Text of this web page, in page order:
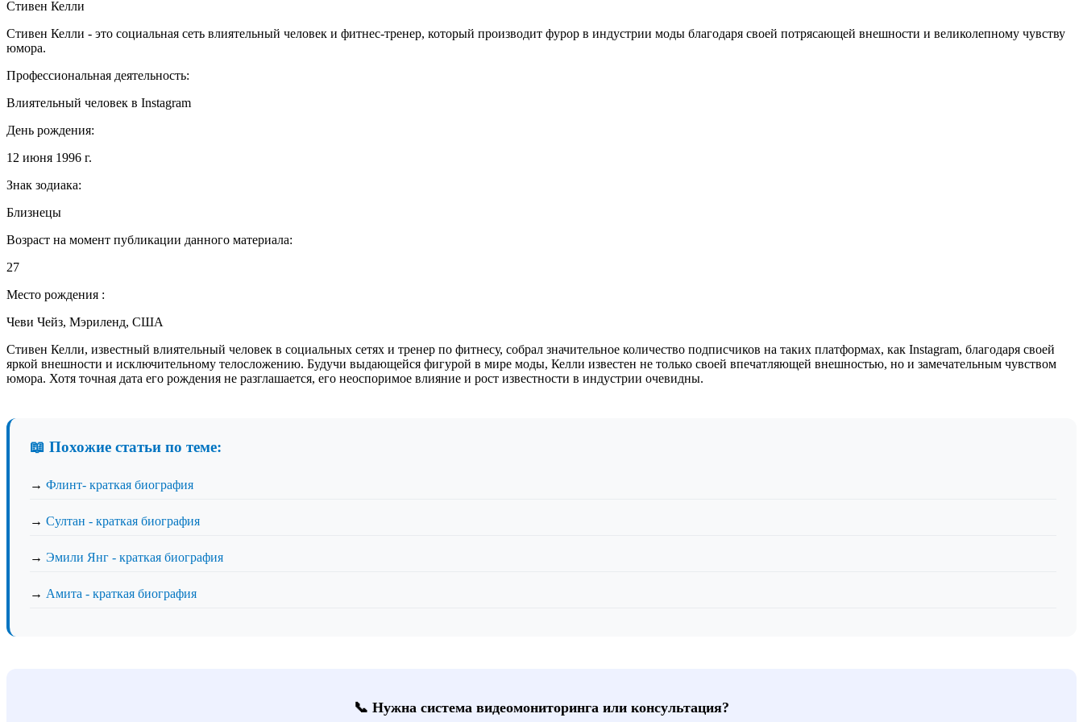
Стивен Келли
Стивен Келли - это социальная сеть влиятельный человек и фитнес-тренер, который производит фурор в индустрии моды благодаря своей потрясающей внешности и великолепному чувству
юмора.
Профессиональная деятельность:
Влиятельный человек в Instagram
День рождения:
12 июня 1996 г.
Знак зодиака:
Близнецы
Возраст на момент публикации данного материала:
27
Место рождения :
Чеви Чейз, Мэриленд, США
Стивен Келли, известный влиятельный человек в социальных сетях и тренер по фитнесу, собрал значительное количество подписчиков на таких платформах, как Instagram, благодаря своей
яркой внешности и исключительному телосложению. Будучи выдающейся фигурой в мире моды, Келли известен не только своей впечатляющей внешностью, но и замечательным чувством
юмора. Хотя точная дата его рождения не разглашается, его неоспоримое влияние и рост известности в индустрии очевидны.
📖 Похожие статьи по теме:
→ Флинт- краткая биография
→ Султан - краткая биография
→ Эмили Янг - краткая биография
→ Амита - краткая биография
📞 Нужна система видеомониторинга или консультация?